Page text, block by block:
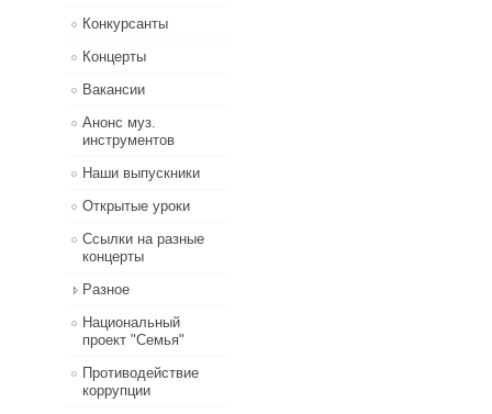
Конкурсанты
Концерты
Вакансии
Анонс муз.
инструментов
Наши выпускники
Открытые уроки
Ссылки на разные
концерты
Разное
Национальный
проект "Семья"
Противодействие
коррупции